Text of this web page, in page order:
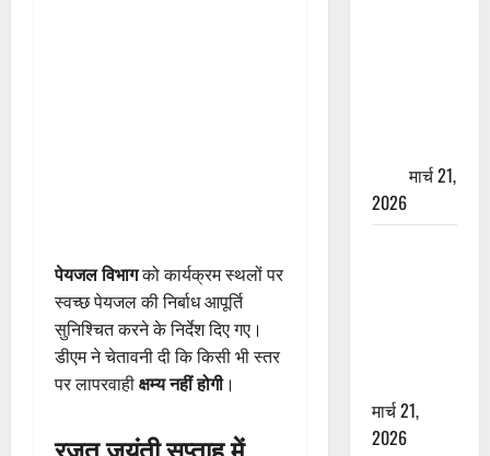
पेयजल विभागको कार्यक्रम स्थलों पर
स्वच्छ पेयजल की निर्बाध आपूर्ति
सुनिश्चित करने के निर्देश दिए गए।
डीएम ने चेतावनी दी कि किसी भी स्तर
पर लापरवाहीक्षम्य नहीं होगी।
रजत जयंती सप्ताह में
मार्च 21,
2026
मार्च 21,
2026